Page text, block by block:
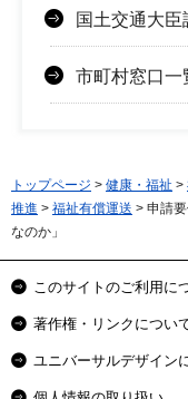
国土交通大
市町村窓口一
トップページ > 健康・福祉 >
推進 > 福祉有償運送 > 申請
なのか」
このサイトのご利用に
著作権・リンクについ
ユニバーサルデザイン